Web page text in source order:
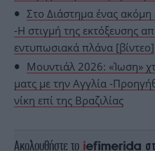
Στο Διάστημα ένας
-Η στιγμή της εκτόξευσης
εντυπωσιακά πλάνα [βίντεο]
Μουντιάλ 2026: «Ίωση»
ματς με την Αγγλία -
νίκη επί της Βραζιλίας
Ακολουθήστε το